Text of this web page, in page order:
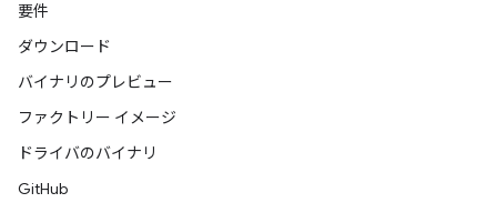
要件
ダウンロード
バイナリのプレビュー
ファクトリー イメージ
ドライバのバイナリ
GitHub